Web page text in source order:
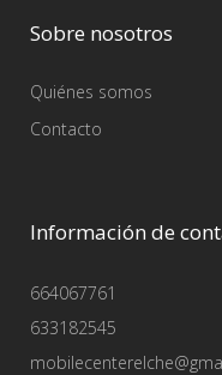
Sobre nosotros
Quiénes somos
Contacto
Información de
664067761
633182545